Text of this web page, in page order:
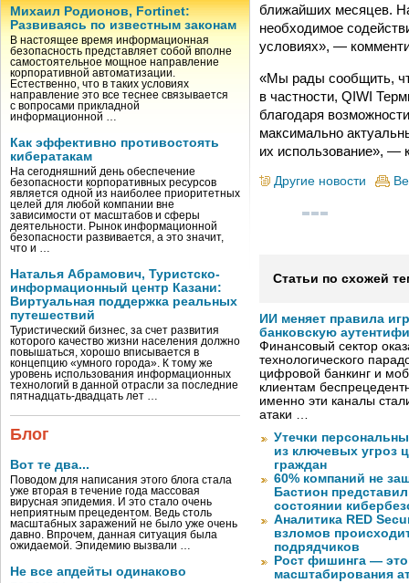
Михаил Родионов, Fortinet:
Развиваясь по известным законам
В настоящее время информационная
безопасность представляет собой вполне
самостоятельное мощное направление
корпоративной автоматизации.
Естественно, что в таких условиях
направление это все теснее связывается
с вопросами прикладной
информационной …
Как эффективно противостоять
кибератакам
На сегодняшний день обеспечение
безопасности корпоративных ресурсов
является одной из наиболее приоритетных
целей для любой компании вне
зависимости от масштабов и сферы
деятельности. Рынок информационной
безопасности развивается, а это значит,
что и …
Наталья Абрамович, Туристско-
информационный центр Казани:
Виртуальная поддержка реальных
путешествий
Туристический бизнес, за счет развития
которого качество жизни населения должно
повышаться, хорошо вписывается в
концепцию «умного города». К тому же
уровень использования информационных
технологий в данной отрасли за последние
пятнадцать-двадцать лет …
Блог
Вот те два...
Поводом для написания этого блога стала
уже вторая в течение года массовая
вирусная эпидемия. И это стало очень
неприятным прецедентом. Ведь столь
масштабных заражений не было уже очень
давно. Впрочем, данная ситуация была
ожидаемой. Эпидемию вызвали …
Не все апдейты одинаково
ближайших месяцев.
необходимое
условиях», —
«Мы рады сообщить,
в частности, QIWI
благодаря
максимально
их использование», —
Другие новости
Статьи по схожей
ИИ меняет правила
банковскую
Финансовый сектор
технологического
цифровой банкинг и
клиентам
именно эти каналы
атаки …
Утечки
из ключевых угроз
граждан
60% компаний не
Бастион
состоянии
Аналитика RED
взломов
подрядчиков
Рост фишинга —
масштабирования